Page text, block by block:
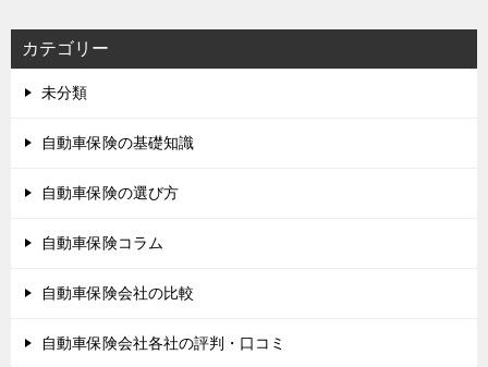
カテゴリー
未分類
自動車保険の基礎知識
自動車保険の選び方
自動車保険コラム
自動車保険会社の比較
自動車保険会社各社の評判・口コミ